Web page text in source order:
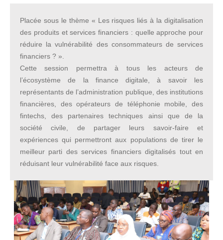
Placée sous le thème « Les risques liés à la digitalisation
des produits et services financiers : quelle approche pour
réduire la vulnérabilité des consommateurs de services
financiers ? ».
Cette session permettra à tous les acteurs de
l’écosystème de la finance digitale, à savoir les
représentants de l’administration publique, des institutions
financières, des opérateurs de téléphonie mobile, des
fintechs, des partenaires techniques ainsi que de la
société civile, de partager leurs savoir-faire et
expériences qui permettront aux populations de tirer le
meilleur parti des services financiers digitalisés tout en
réduisant leur vulnérabilité face aux risques.